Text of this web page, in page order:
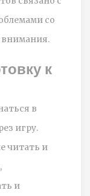
со
к
в
игру.
читать и
и